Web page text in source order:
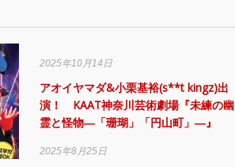
2025年10月14日
アオイヤマダ&小栗基裕(s**t kingz)出
演！ KAAT神奈川芸術劇場『未練の幽
霊と怪物―「珊瑚」「円山町」―』
2025年8月25日